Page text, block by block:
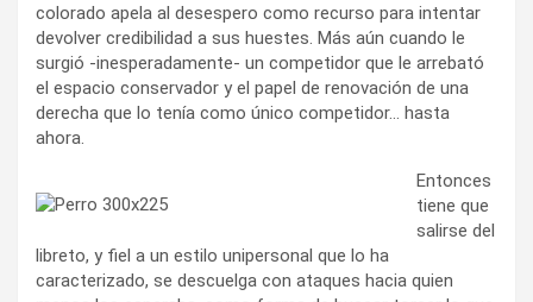
colorado apela al desespero como recurso para intentar
devolver credibilidad a sus huestes. Más aún cuando le
surgió -inesperadamente- un competidor que le arrebató
el espacio conservador y el papel de renovación de una
derecha que lo tenía como único competidor… hasta
ahora.
Entonces
tiene que
salirse del
libreto, y fiel a un estilo unipersonal que lo ha
caracterizado, se descuelga con ataques hacia quien